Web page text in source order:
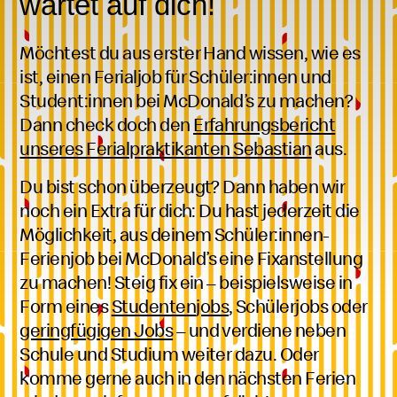
Möchtest du aus erster Hand wissen, wie es
ist, einen FerialjobfürSchüler:innenSchüler
und
und
Student:innenStudenten
und
Studentinnen
beiMcDonald’szu machen?
Dann check doch denErfahrungsbericht
unseres Ferialpraktikanten Sebastianaus.
Du bist schon überzeugt? Dann haben wir
noch ein Extra für dich: Du hast jederzeit die
Möglichkeit, aus deinemSchüler:innenSchüler
-
FerienjobbeiMcDonald’seine Fixanstellung
zu machen! Steig fix ein – beispielsweise in
Form einesStudentenjobs, Schülerjobsoder
geringfügigenJobs– und verdiene neben
Schule und Studium weiter dazu. Oder
komme gerne auch in den nächsten Ferien